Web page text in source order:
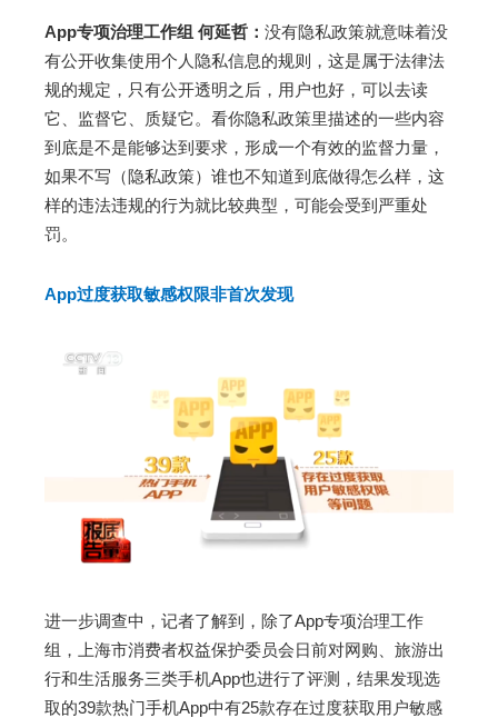
App专项治理工作组 何延哲： 没有隐私政策就意味着没
有公开收集使用个人隐私信息的规则，这是属于法律法
规的规定，只有公开透明之后，用户也好，可以去读
它、监督它、质疑它。看你隐私政策里描述的一些内容
到底是不是能够达到要求，形成一个有效的监督力量，
如果不写（隐私政策）谁也不知道到底做得怎么样，这
样的违法违规的行为就比较典型，可能会受到严重处
罚。
App过度获取敏感权限非首次发现
进一步调查中，记者了解到，除了App专项治理工作
组，上海市消费者权益保护委员会日前对网购、旅游出
行和生活服务三类手机App也进行了评测，结果发现选
取的39款热门手机App中有25款存在过度获取用户敏感